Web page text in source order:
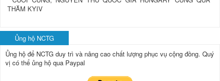
THĂM KYIV
Ủng hộ NCTG
Ủng hộ để NCTG duy trì và nâng cao chất lượng phục vụ cộng đồng. Quý
vị có thể ủng hộ qua Paypal